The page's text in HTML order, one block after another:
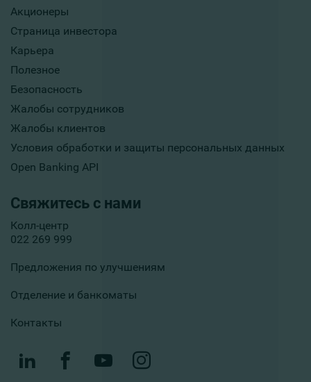
Акционеры
Страница инвестора
Карьера
Полезное
Безопасность
Жалобы сотрудников
Жалобы клиентов
Условия обработки и защиты персональных данных
Open Banking API
Свяжитесь с нами
Колл-центр
022 269 999
Предложения по улучшениям
Отделение и банкоматы
Контакты